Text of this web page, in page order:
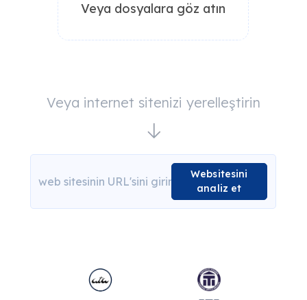
Veya dosyalara göz atın
Veya internet sitenizi yerelleştirin
Websitesini
analiz et